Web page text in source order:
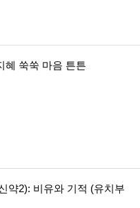
혜 쑥쑥 마음 튼튼
약2): 비유와 기적 (유치부